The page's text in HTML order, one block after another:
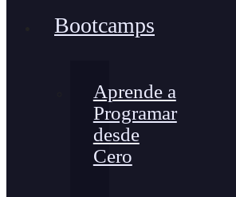
Bootcamps
Aprende a
Programar
desde
Cero